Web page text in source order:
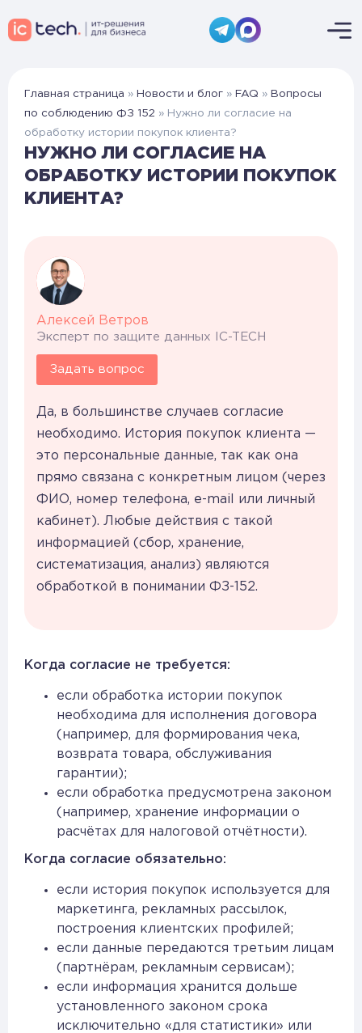
Главная страница » Новости и блог » FAQ » Вопросы
по соблюдению ФЗ 152 » Нужно ли согласие на
обработку истории покупок клиента?
НУЖНО ЛИ СОГЛАСИЕ НА
ОБРАБОТКУ ИСТОРИИ ПОКУПОК
КЛИЕНТА?
Алексей Ветров
Эксперт по защите данных IC-TECH
Задать вопрос
Да, в большинстве случаев согласие
необходимо. История покупок клиента —
это персональные данные, так как она
прямо связана с конкретным лицом (через
ФИО, номер телефона, e-mail или личный
кабинет). Любые действия с такой
информацией (сбор, хранение,
систематизация, анализ) являются
обработкой в понимании ФЗ-152.
Когда согласие не требуется:
если обработка истории покупок
необходима для исполнения договора
(например, для формирования чека,
возврата товара, обслуживания
гарантии);
если обработка предусмотрена законом
(например, хранение информации о
расчётах для налоговой отчётности).
Когда согласие обязательно:
если история покупок используется для
маркетинга, рекламных рассылок,
построения клиентских профилей;
если данные передаются третьим лицам
(партнёрам, рекламным сервисам);
если информация хранится дольше
установленного законом срока
исключительно «для статистики» или